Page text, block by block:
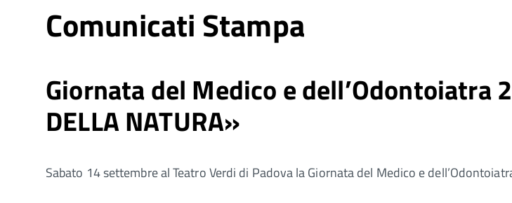
Comunicati Stampa
Giornata del Medico e dell’Odontoiatra
DELLA NATURA»
Sabato 14 settembre al Teatro Verdi di Padova la Giornata del Medico e